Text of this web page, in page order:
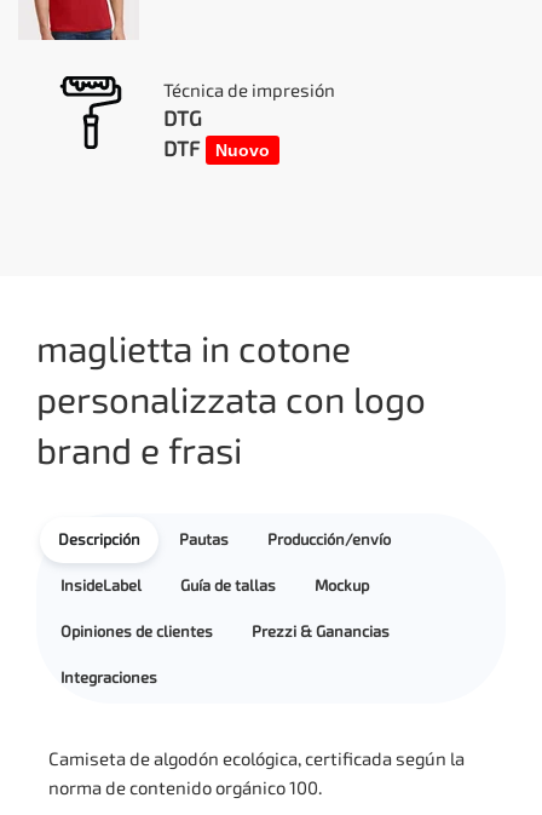
Técnica de impresión
DTG
DTF
Nuovo
maglietta in cotone
personalizzata con logo
brand e frasi
Descripción Pautas Producción/envío
InsideLabel Guía de tallas Mockup
Opiniones de clientes Prezzi & Ganancias
Integraciones
Camiseta de algodón ecológica, certificada según la
norma de contenido orgánico 100.